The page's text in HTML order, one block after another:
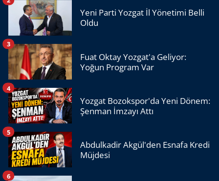
Yeni Parti Yozgat İl Yönetimi Belli
Oldu
Fuat Oktay Yozgat'a Geliyor:
Yoğun Program Var
3
Yozgat Bozokspor'da Yeni Dönem:
Şenman İmzayı Attı
4
Abdulkadir Akgül'den Esnafa Kredi
Müjdesi
5
6